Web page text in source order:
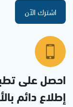
اشترك الآن
احصل على
إطلاع دائم